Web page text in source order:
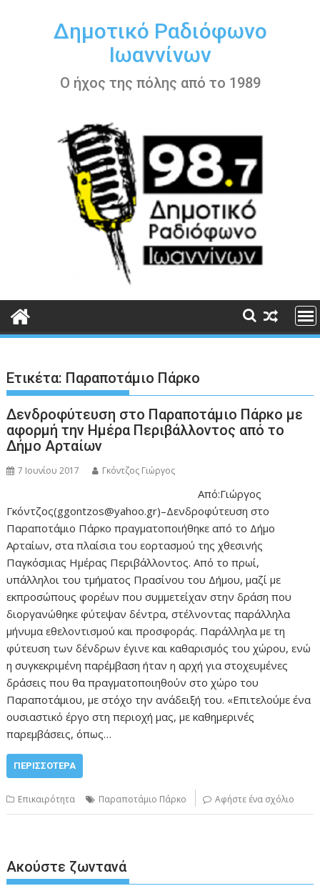
περιεχόμενοΔημοτικό Ραδιόφωνο
Ιωαννίνων
Ο ήχος της πόλης από το 1989
Ετικέτα: Παραποτάμιο Πάρκο
Δενδροφύτευση στο Παραποτάμιο Πάρκο με
αφορμή την Ημέρα Περιβάλλοντος από το
Δήμο Αρταίων
7 Ιουνίου 2017 Γκόντζος Γιώργος
Από:Γιώργος
Γκόντζος(ggontzos@yahoo.gr)–Δενδροφύτευση στο
Παραποτάμιο Πάρκο πραγματοποιήθηκε από το Δήμο
Αρταίων, στα πλαίσια του εορτασμού της χθεσινής
Παγκόσμιας Ημέρας Περιβάλλοντος. Από το πρωί,
υπάλληλοι του τμήματος Πρασίνου του Δήμου, μαζί με
εκπροσώπους φορέων που συμμετείχαν στην δράση που
διοργανώθηκε φύτεψαν δέντρα, στέλνοντας παράλληλα
μήνυμα εθελοντισμού και προσφοράς. Παράλληλα με τη
φύτευση των δένδρων έγινε και καθαρισμός του χώρου, ενώ
η συγκεκριμένη παρέμβαση ήταν η αρχή για στοχευμένες
δράσεις που θα πραγματοποιηθούν στο χώρο του
Παραποτάμιου, με στόχο την ανάδειξή του. «Επιτελούμε ένα
ουσιαστικό έργο στη περιοχή μας, με καθημερινές
παρεμβάσεις, όπως…
ΠΕΡΙΣΣΌΤΕΡΑ
Επικαιρότητα Παραποτάμιο Πάρκο Αφήστε ένα σχόλιο
Ακούστε ζωντανά